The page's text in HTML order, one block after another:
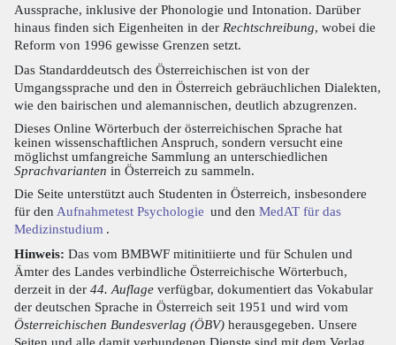
Aussprache, inklusive der Phonologie und Intonation. Darüber
hinaus finden sich Eigenheiten in der Rechtschreibung, wobei die
Reform von 1996 gewisse Grenzen setzt.
Das Standarddeutsch des Österreichischen ist von der
Umgangssprache und den in Österreich gebräuchlichen Dialekten,
wie den bairischen und alemannischen, deutlich abzugrenzen.
Dieses Online Wörterbuch der österreichischen Sprache hat
keinen wissenschaftlichen Anspruch, sondern versucht eine
möglichst umfangreiche Sammlung an unterschiedlichen
Sprachvarianten in Österreich zu sammeln.
Die Seite unterstützt auch Studenten in Österreich, insbesondere
für den Aufnahmetest Psychologie und den MedAT für das
Medizinstudium .
Hinweis: Das vom BMBWF mitinitiierte und für Schulen und
Ämter des Landes verbindliche Österreichische Wörterbuch,
derzeit in der 44. Auflage verfügbar, dokumentiert das Vokabular
der deutschen Sprache in Österreich seit 1951 und wird vom
Österreichischen Bundesverlag (ÖBV) herausgegeben. Unsere
Seiten und alle damit verbundenen Dienste sind mit dem Verlag